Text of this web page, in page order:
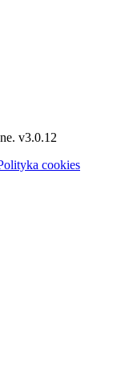
v3.0.12
cookies